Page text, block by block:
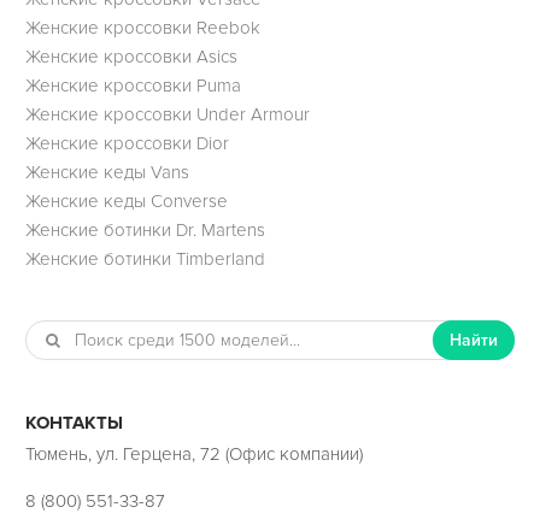
Женские кроссовки Reebok
Женские кроссовки Asics
Женские кроссовки Puma
Женские кроссовки Under Armour
Женские кроссовки Dior
Женские кеды Vans
Женские кеды Converse
Женские ботинки Dr. Martens
Женские ботинки Timberland
Найти
КОНТАКТЫ
Тюмень, ул. Герцена, 72 (Офис компании)
8 (800) 551-33-87